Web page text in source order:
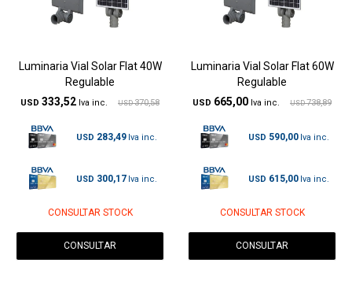
Luminaria Vial Solar Flat 40W
Regulable
USD 333,52 USD 370,58
USD 283,49
USD 300,17
CONSULTAR STOCK
CONSULTAR
Luminaria Vial Solar Flat 60W
Regulable
USD 665,00 USD 738,89
USD 590,00
USD 615,00
CONSULTAR STOCK
CONSULTAR